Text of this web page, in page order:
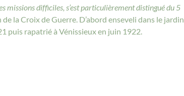
missions difficiles, s’est particulièrement distingué du 5
la Croix de Guerre. D’abord enseveli dans le jardin
puis rapatrié à Vénissieux en juin 1922.